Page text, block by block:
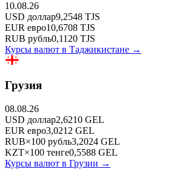
10.08.26
USD доллар9,2548 TJS
EUR евро10,6708 TJS
RUB рубль0,1120 TJS
Курсы валют в Таджикистане →
Грузия
08.08.26
USD доллар2,6210 GEL
EUR евро3,0212 GEL
RUB×100 рубль3,2024 GEL
KZT×100 тенге0,5588 GEL
Курсы валют в Грузии →